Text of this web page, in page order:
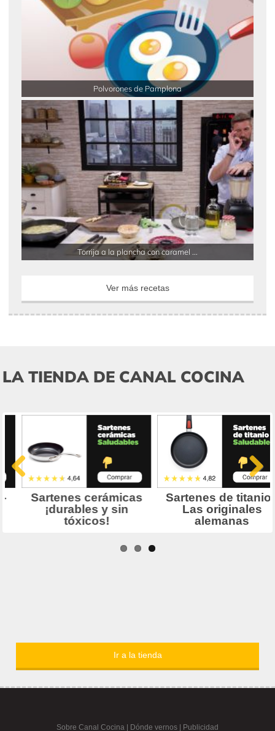
Polvorones de Pamplona
Torrija a la plancha con caramel ...
Ver más recetas
LA TIENDA DE CANAL COCINA
Ir a la tienda
Sobre Canal Cocina Dónde vernos | Publicidad